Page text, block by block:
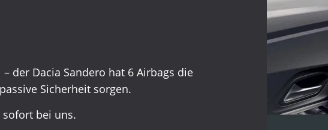
der Dacia Sandero hat 6 Airbags die
Sicherheit sorgen.
sofort bei uns.